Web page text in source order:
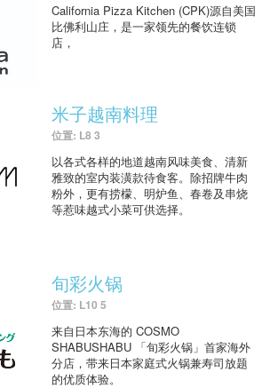
California Pizza Kitchen (CPK)源自美国
比佛利山庄，是一家领先的餐饮连锁
店，
米子越南料理
位置: L8 3
以各式各样的地道越南风味美食、清新
雅致的室内装潢款待食客。除招牌牛肉
粉外，更有捞檬、明炉鱼、春卷及串烧
等惹味越式小菜可供选择。
旬彩火锅
位置: L10 5
来自日本东海的 COSMO
SHABUSHABU 「旬彩火锅」首家海外
分店，带来日本家庭式火锅兼寿司放题
的优质体验。